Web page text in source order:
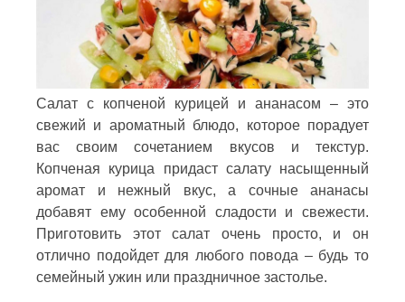
Салат с копченой курицей и ананасом – это
свежий и ароматный блюдо, которое порадует
вас своим сочетанием вкусов и текстур.
Копченая курица придаст салату насыщенный
аромат и нежный вкус, а сочные ананасы
добавят ему особенной сладости и свежести.
Приготовить этот салат очень просто, и он
отлично подойдет для любого повода – будь то
семейный ужин или праздничное застолье.